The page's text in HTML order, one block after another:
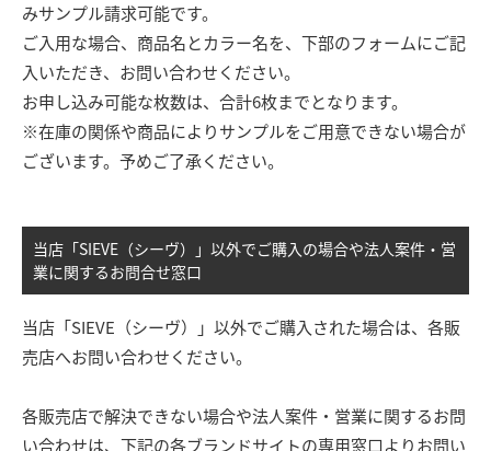
みサンプル請求可能です。
ご入用な場合、商品名とカラー名を、下部のフォームにご記
入いただき、お問い合わせください。
お申し込み可能な枚数は、合計6枚までとなります。
※在庫の関係や商品によりサンプルをご用意できない場合が
ございます。予めご了承ください。
当店「SIEVE（シーヴ）」以外でご購入の場合や法人案件・営
業に関するお問合せ窓口
当店「SIEVE（シーヴ）」以外でご購入された場合は、各販
売店へお問い合わせください。
各販売店で解決できない場合や法人案件・営業に関するお問
い合わせは、下記の各ブランドサイトの専用窓口よりお問い